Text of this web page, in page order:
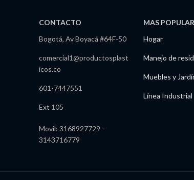
CONTACTO
Bogotá, Av Boyacá #64F-50
comercial1@productosplast
icos.co
601-7447551
Ext 105
Movil: 3168927729 -
3143716779
MAS
Hogar
Manejo de
Muebles y
Línea Industrial